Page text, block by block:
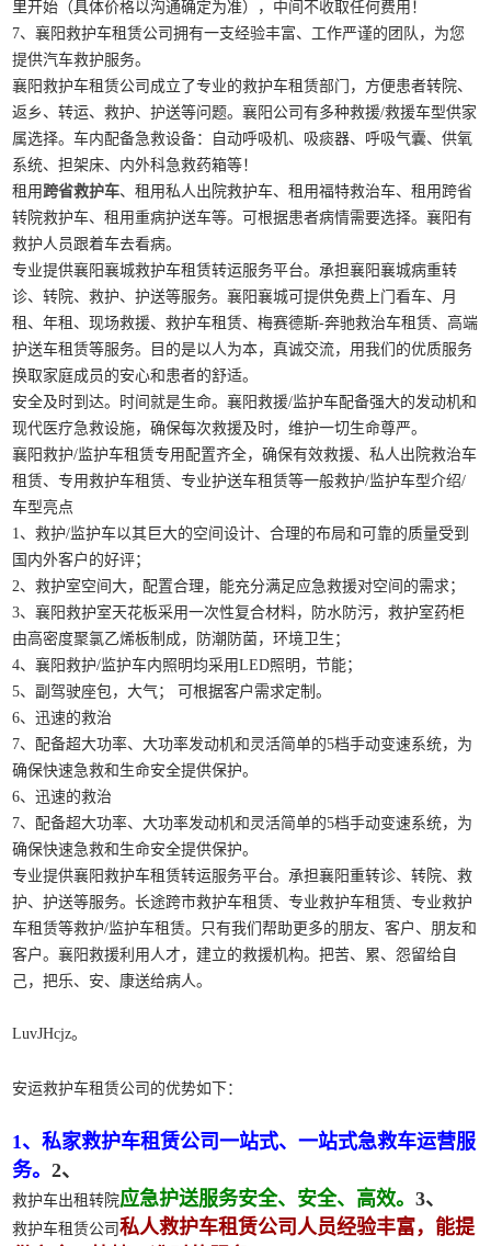
里开始（具体价格以沟通确定为准），中间不收取任何费用！
7、襄阳救护车租赁公司拥有一支经验丰富、工作严谨的团队，为您
提供汽车救护服务。
襄阳救护车租赁公司成立了专业的救护车租赁部门，方便患者转院、
返乡、转运、救护、护送等问题。襄阳公司有多种救援/救援车型供家
属选择。车内配备急救设备：自动呼吸机、吸痰器、呼吸气囊、供氧
系统、担架床、内外科急救药箱等！
租用 跨省救护车、租用私人出院救护车、租用福特救治车、租用跨省
转院救护车、租用重病护送车等。可根据患者病情需要选择。襄阳有
救护人员跟着车去看病。
专业提供襄阳襄城救护车租赁转运服务平台。承担襄阳襄城病重转
诊、转院、救护、护送等服务。襄阳襄城可提供免费上门看车、月
租、年租、现场救援、救护车租赁、梅赛德斯-奔驰救治车租赁、高端
护送车租赁等服务。目的是以人为本，真诚交流，用我们的优质服务
换取家庭成员的安心和患者的舒适。
安全及时到达。时间就是生命。襄阳救援/监护车配备强大的发动机和
现代医疗急救设施，确保每次救援及时，维护一切生命尊严。
襄阳救护/监护车租赁专用配置齐全，确保有效救援、私人出院救治车
租赁、专用救护车租赁、专业护送车租赁等一般救护/监护车型介绍/
车型亮点
1、救护/监护车以其巨大的空间设计、合理的布局和可靠的质量受到
国内外客户的好评；
2、救护室空间大，配置合理，能充分满足应急救援对空间的需求；
3、襄阳救护室天花板采用一次性复合材料，防水防污，救护室药柜
由高密度聚氯乙烯板制成，防潮防菌，环境卫生；
4、襄阳救护/监护车内照明均采用LED照明，节能；
5、副驾驶座包，大气； 可根据客户需求定制。
6、迅速的救治
7、配备超大功率、大功率发动机和灵活简单的5档手动变速系统，为
确保快速急救和生命安全提供保护。
6、迅速的救治
7、配备超大功率、大功率发动机和灵活简单的5档手动变速系统，为
确保快速急救和生命安全提供保护。
专业提供襄阳救护车租赁转运服务平台。承担襄阳重转诊、转院、救
护、护送等服务。长途跨市救护车租赁、专业救护车租赁、专业救护
车租赁等救护/监护车租赁。只有我们帮助更多的朋友、客户、朋友和
客户。襄阳救援利用人才，建立的救援机构。把苦、累、怨留给自
己，把乐、安、康送给病人。
LuvJHcjz。
安运救护车租赁公司的优势如下：
1、私家救护车租赁公司一站式、一站式急救车运营服
务。2、
救护车出租转院应急护送服务安全、安全、高效。3、
救护车租赁公司私人救护车租赁公司人员经验丰富，能提